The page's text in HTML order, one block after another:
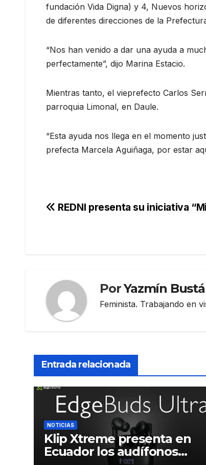
fundación Vida Digna) y 4, Nuevos
de diferentes direcciones de la
“Nos han venido a dar una ayuda a
perfectamente”, dijo Marina Estacio.
Mientras tanto, el vieprefecto Carlos
parroquia Limonal, en Daule.
“Esta ayuda nos llega en el momento
prefecta Marcela Aguiñaga, por estar
Navegación
REDNI presenta su iniciativa
PorYazmín
Feminista. Trabajando en
Entrada relacionada
NOTICIAS
Klip Xtreme presenta en
Ecuador los audífonos